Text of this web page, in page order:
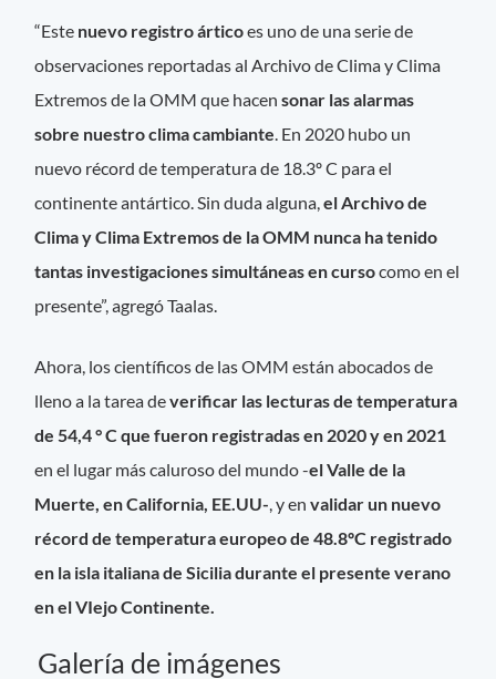
“Este nuevo registro árticoes uno de una serie de
observaciones reportadas al Archivo de Clima y Clima
Extremos de la OMM que hacensonar las alarmas
sobre nuestro clima cambiante . En 2020 hubo un
nuevo récord de temperatura de 18.3º C para el
continente antártico. Sin duda alguna,el Archivo de
Clima y Clima Extremos de la OMM nunca ha tenido
tantas investigaciones simultáneas en cursocomo en el
presente”, agregó Taalas.
Ahora, los científicos de las OMM están abocados de
lleno a la tarea deverificar las lecturas de temperatura
de 54,4 ° C que fueron registradas en 2020 y en 2021
en el lugar más caluroso del mundo -el Valle de la
Muerte, en California, EE.UU-, y envalidar un nuevo
récord de temperatura europeo de 48.8ºC registrado
en la isla italiana de Sicilia durante el presente verano
en el VIejo Continente.
Galería de imágenes